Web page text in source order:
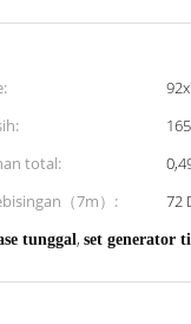
total:
（7m）:
72
tunggal, set generator